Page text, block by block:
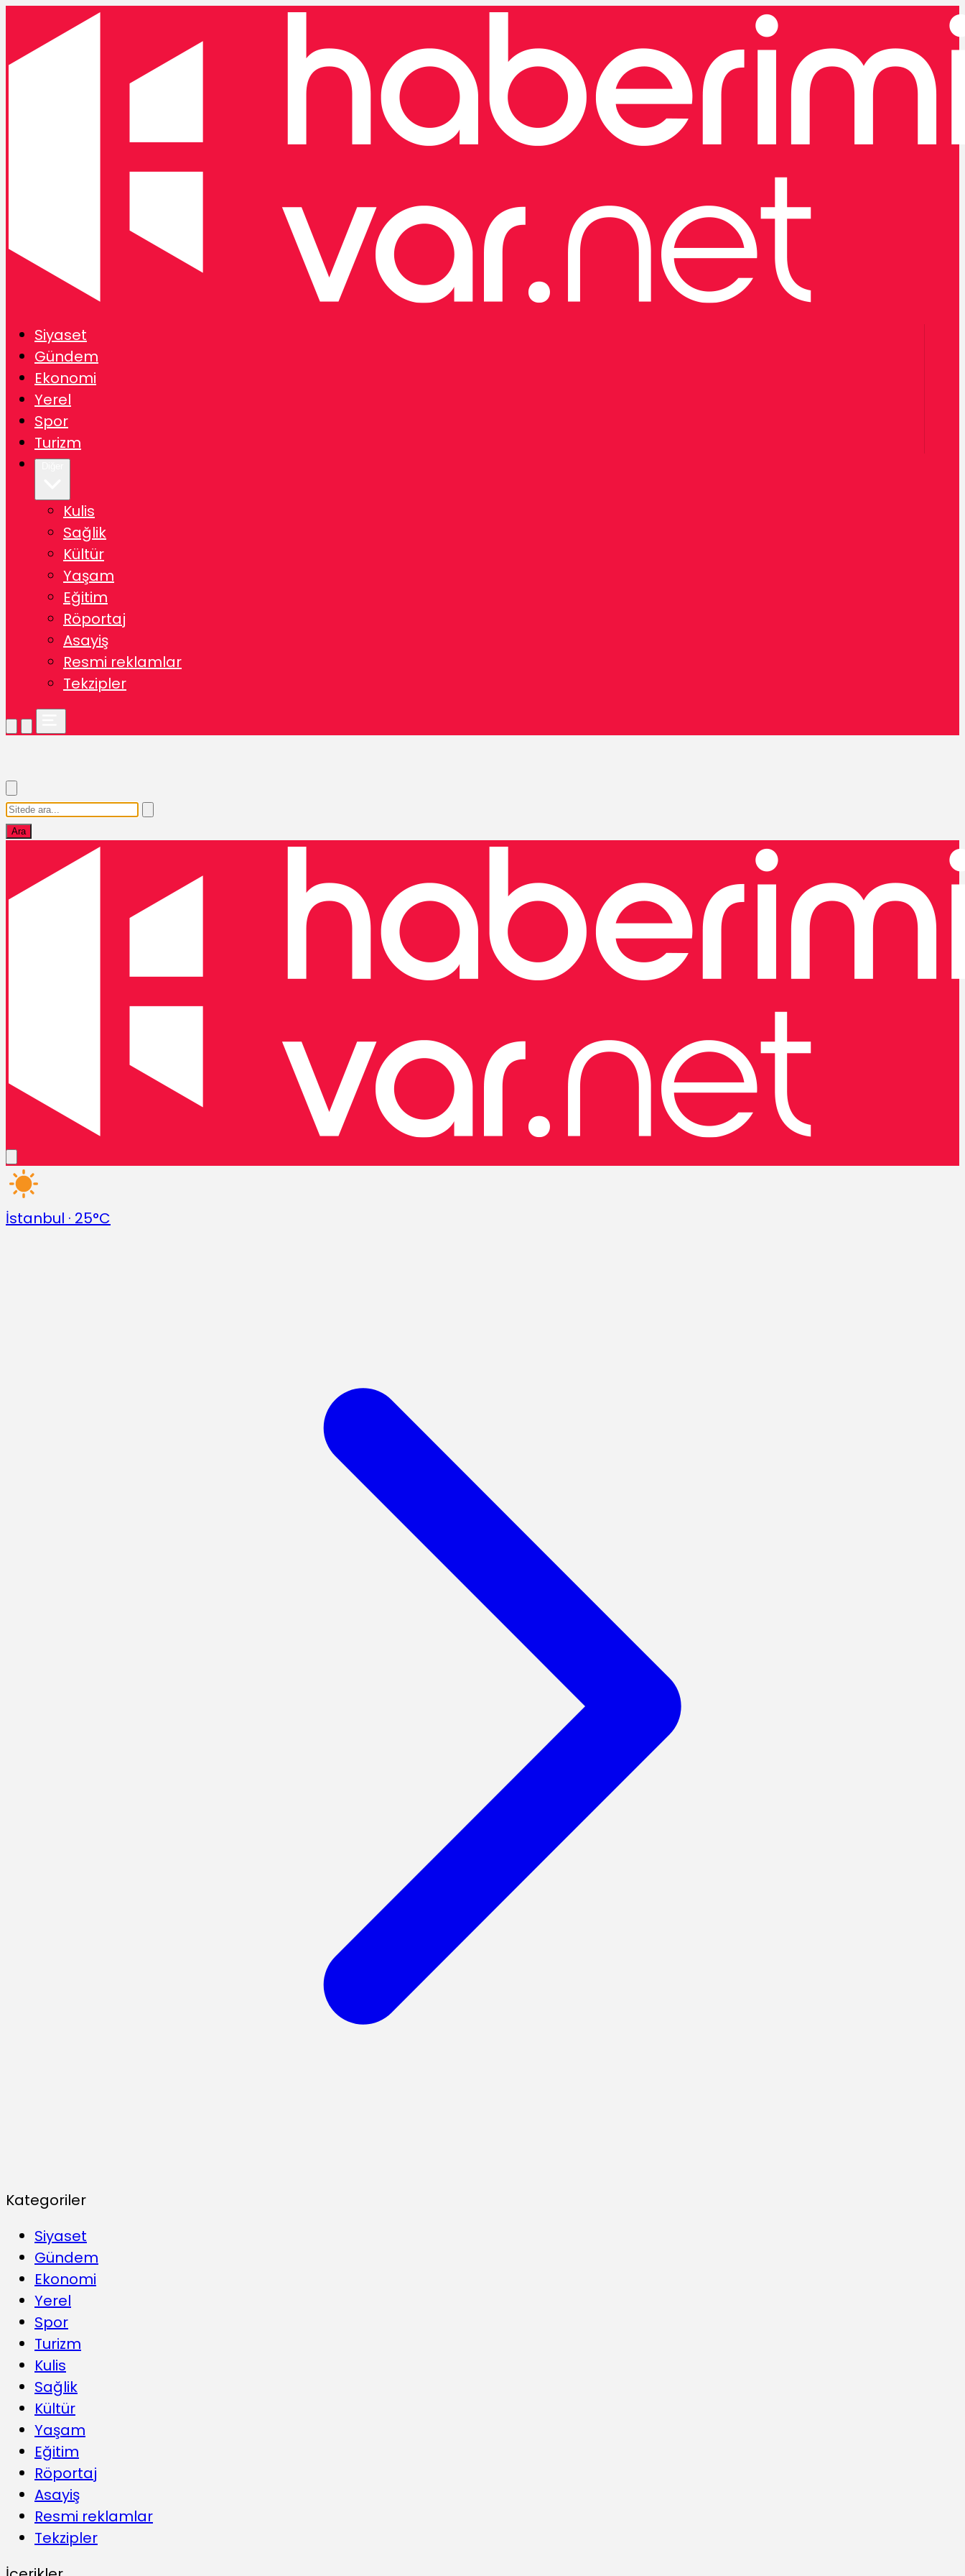
Siyaset
Gündem
Ekonomi
Yerel
Spor
Turizm
Kulis
Sağlik
Kültür
Yaşam
Eğitim
Röportaj
Asayiş
Resmi reklamlar
Tekzipler
Ara
İstanbul · 25°C
Kategoriler
Siyaset
Gündem
Ekonomi
Yerel
Spor
Turizm
Kulis
Sağlik
Kültür
Yaşam
Eğitim
Röportaj
Asayiş
Resmi reklamlar
Tekzipler